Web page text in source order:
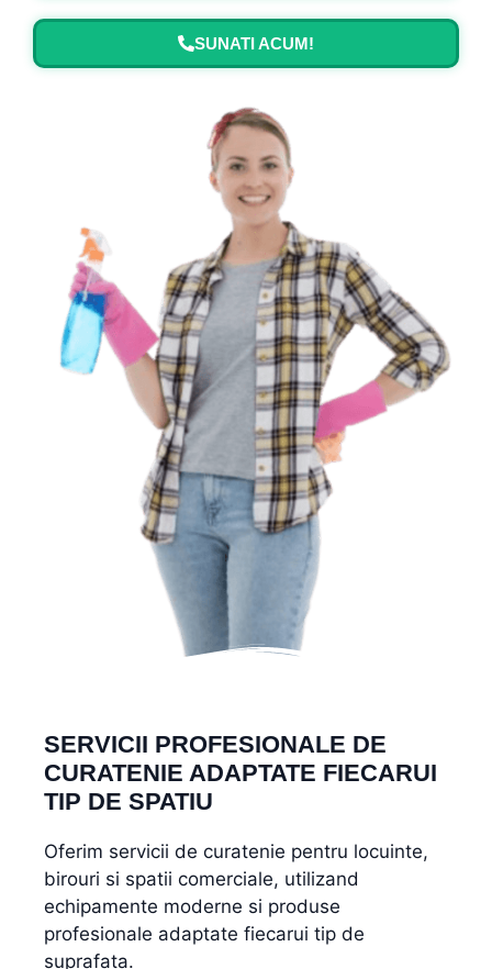
SUNATI ACUM!
SERVICII PROFESIONALE DE
CURATENIE ADAPTATE FIECARUI
TIP DE SPATIU
Oferim servicii de curatenie pentru locuinte,
birouri si spatii comerciale, utilizand
echipamente moderne si produse
profesionale adaptate fiecarui tip de
suprafata.